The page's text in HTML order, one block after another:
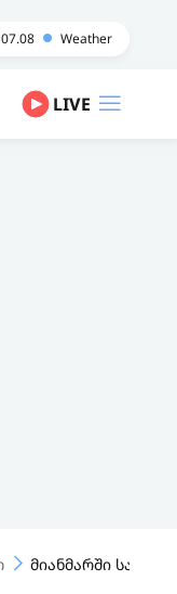
07.08 Weather
LIVE
მიანმარში